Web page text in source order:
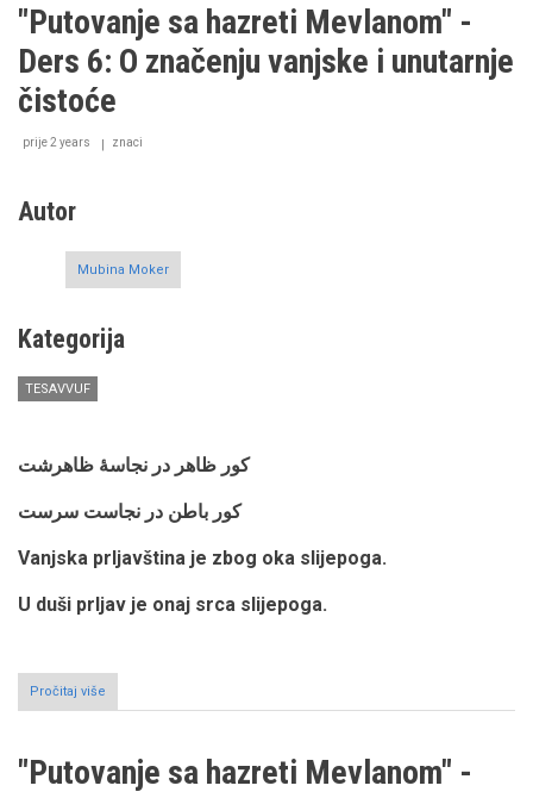
Mevlanom"
Ders
Čovjek
mjeri
"Putovanje sa hazreti Mevlanom" -
Ders 6: O značenju vanjske i unutarnje
čistoće
prije 2 years znaci
Autor
Mubina Moker
Kategorija
TESAVVUF
کور ظاهر در نجاسۀ ظاهرشت
کور باطن در نجاست سرست
Vanjska prljavština je zbog oka slijepoga.
U duši prljav je onaj srca slijepoga.
Pročitaj više
"Putovanje
Mevlanom"
"Putovanje sa hazreti Mevlanom" -